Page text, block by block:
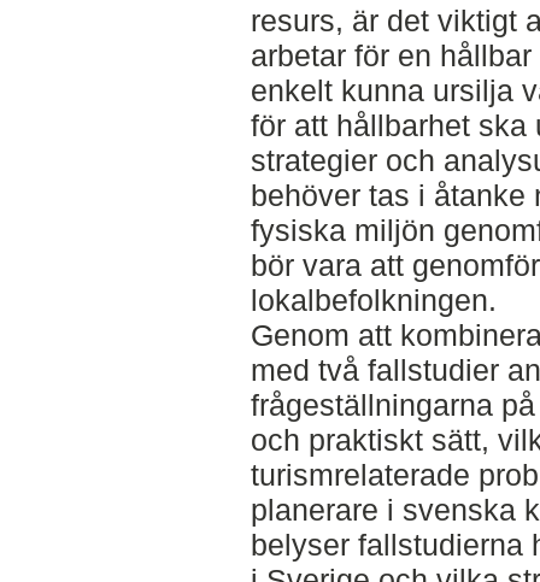
resurs, är det viktigt
arbetar för en
enkelt kunna ursilja
för att hållbarhet ska
strategier och
behöver tas i åtanke
fysiska miljön
bör vara att
lokalbefolkningen.
Genom att
med två fallstudier
frågeställningarna
och praktiskt sätt,
turismrelaterade
planerare i svenska
belyser fallstudierna